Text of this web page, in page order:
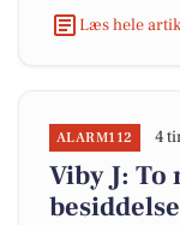
Læs hele
ALARM112 4
Viby J: